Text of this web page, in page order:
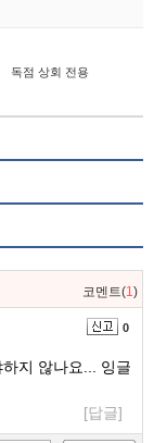
독점 상회 전용
코멘트(1)
0
지 않나요... 잉글
[답글]